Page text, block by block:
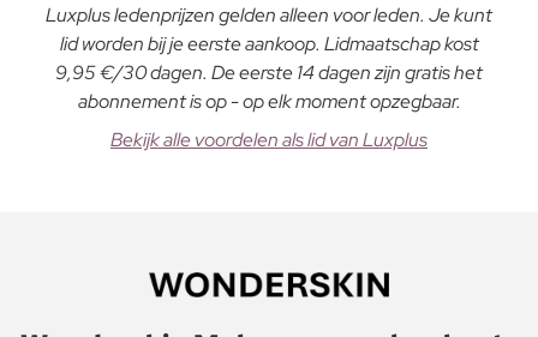
Luxplus ledenprijzen gelden alleen voor leden. Je kunt
lid worden bij je eerste aankoop. Lidmaatschap kost
9,95 €/30 dagen. De eerste 14 dagen zijn gratis het
abonnement is op - op elk moment opzegbaar.
Bekijk alle voordelen als lid van Luxplus